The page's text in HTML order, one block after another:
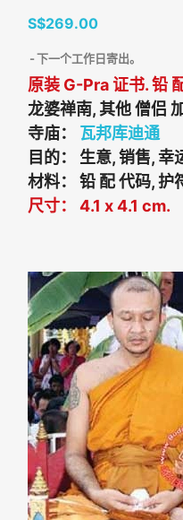
S$269.00
下一个工作日寄出。
原装 G-Pra 证书. 铅
龙婆禅南, 其他 僧侣
寺庙： 瓦邦库迪通
目的： 生意, 销售, 幸
材料： 铅 配 代码, 护
尺寸： 4.1 x 4.1 cm.